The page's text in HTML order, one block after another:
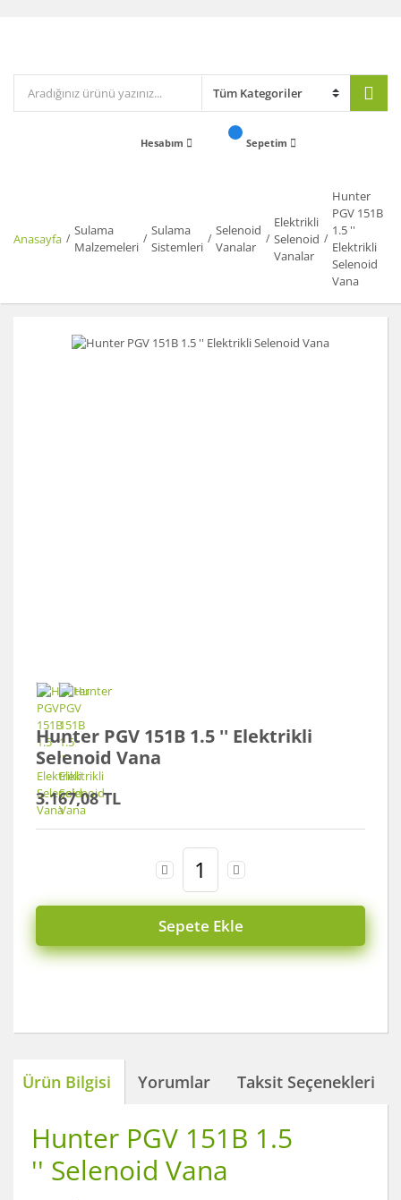
Hesabım Sepetim
Anasayfa
Sulama
Malzemeleri
Sulama
Sistemleri
Selenoid
Vanalar
Elektrikli
Selenoid
Vanalar
Hunter
PGV 151B
1.5 ''
Elektrikli
Selenoid
Vana
Hunter PGV 151B 1.5 '' Elektrikli
Selenoid Vana
3.167,08 TL
Sepete Ekle
Ürün Bilgisi Yorumlar Taksit Seçenekleri
Hunter PGV 151B 1.5
'' Selenoid Vana